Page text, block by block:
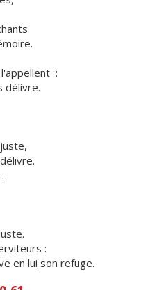
:
délivre.
:
en lui son refuge.